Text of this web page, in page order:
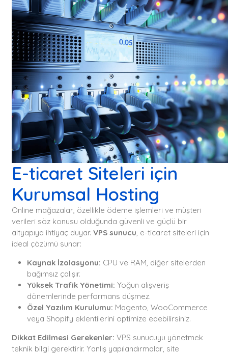
E-ticaret Siteleri için
Kurumsal Hosting
Online mağazalar, özellikle ödeme işlemleri ve müşteri
verileri söz konusu olduğunda güvenli ve güçlü bir
altyapıya ihtiyaç duyar. VPS sunucu, e-ticaret siteleri için
ideal çözümü sunar:
Kaynak İzolasyonu: CPU ve RAM, diğer sitelerden
bağımsız çalışır.
Yüksek Trafik Yönetimi: Yoğun alışveriş
dönemlerinde performans düşmez.
Özel Yazılım Kurulumu: Magento, WooCommerce
veya Shopify eklentilerini optimize edebilirsiniz.
Dikkat Edilmesi Gerekenler: VPS sunucuyu yönetmek
teknik bilgi gerektirir. Yanlış yapılandırmalar, site